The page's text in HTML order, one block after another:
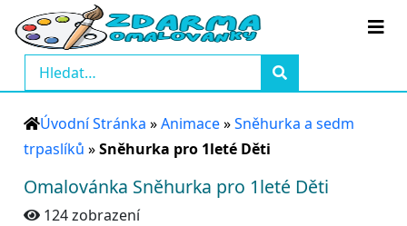
Úvodní Stránka »Animace»Sněhurka a sedm
trpaslíků »Sněhurka pro 1leté Děti
Omalovánka Sněhurka pro 1leté Děti
124 zobrazení